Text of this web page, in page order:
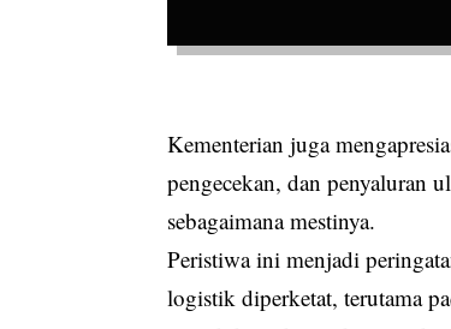
Kementerian juga
pengecekan, dan penyaluran
sebagaimana mestinya.
Peristiwa ini menjadi
logistik diperketat, terutama